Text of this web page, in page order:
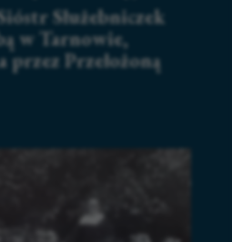
Służebniczek
w Tarnowie,
Przełożoną